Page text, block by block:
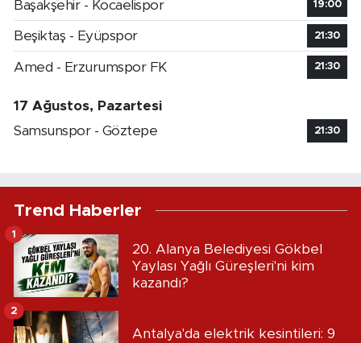
Başakşehir - Kocaelispor
19:00
Beşiktaş - Eyüpspor 21:30
Amed - Erzurumspor FK 21:30
17 Ağustos, Pazartesi
Samsunspor - Göztepe
21:30
Trend Haberler
20. Alanya Belediyesi Gökbel
Yaylası Yağlı Güreşleri'ni kim
kazandı?
1
Antalya'da elektrik kesintileri: 9
2